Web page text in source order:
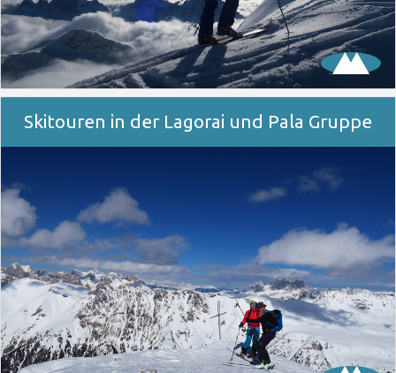
Skitouren in der Lagorai und Pala Gruppe